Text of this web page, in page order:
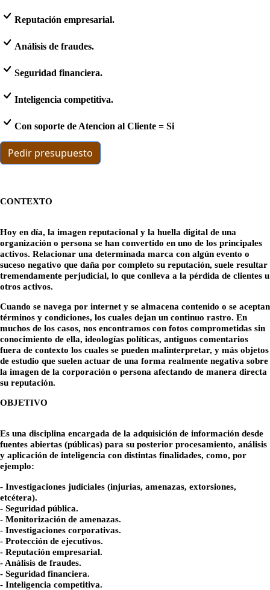
Reputación empresarial.
Análisis de fraudes.
Seguridad financiera.
Inteligencia competitiva.
Con soporte de Atencion al Cliente = Si
Pedir presupuesto
CONTEXTO
Hoy en día, la imagen reputacional y la huella digital de una
organización o persona se han convertido en uno de los principales
activos. Relacionar una determinada marca con algún evento o
suceso negativo que daña por completo su reputación, suele resultar
tremendamente perjudicial, lo que conlleva a la pérdida de clientes u
otros activos.
Cuando se navega por internet y se almacena contenido o se aceptan
términos y condiciones, los cuales dejan un continuo rastro. En
muchos de los casos, nos encontramos con fotos comprometidas sin
conocimiento de ella, ideologías políticas, antiguos comentarios
fuera de contexto los cuales se pueden malinterpretar, y más objetos
de estudio que suelen actuar de una forma realmente negativa sobre
la imagen de la corporación o persona afectando de manera directa
su reputación.
OBJETIVO
Es una disciplina encargada de la adquisición de información desde
fuentes abiertas (públicas) para su posterior procesamiento, análisis
y aplicación de inteligencia con distintas finalidades, como, por
ejemplo:
- Investigaciones judiciales (injurias, amenazas, extorsiones,
etcétera).
- Seguridad pública.
- Monitorización de amenazas.
- Investigaciones corporativas.
- Protección de ejecutivos.
- Reputación empresarial.
- Análisis de fraudes.
- Seguridad financiera.
- Inteligencia competitiva.